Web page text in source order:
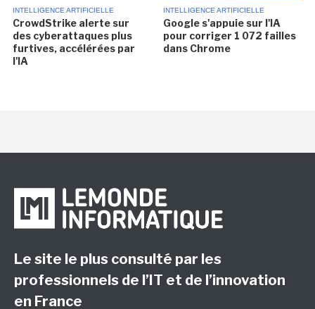
INTELLIGENCE ARTIFICIELLE
CrowdStrike alerte sur
des cyberattaques plus
furtives, accélérées par
l'IA
INTELLIGENCE ARTIFICIELLE
Google s'appuie sur l'IA
pour corriger 1 072 failles
dans Chrome
Le site le plus consulté par les
professionnels de l’IT et de l’innovation
en France